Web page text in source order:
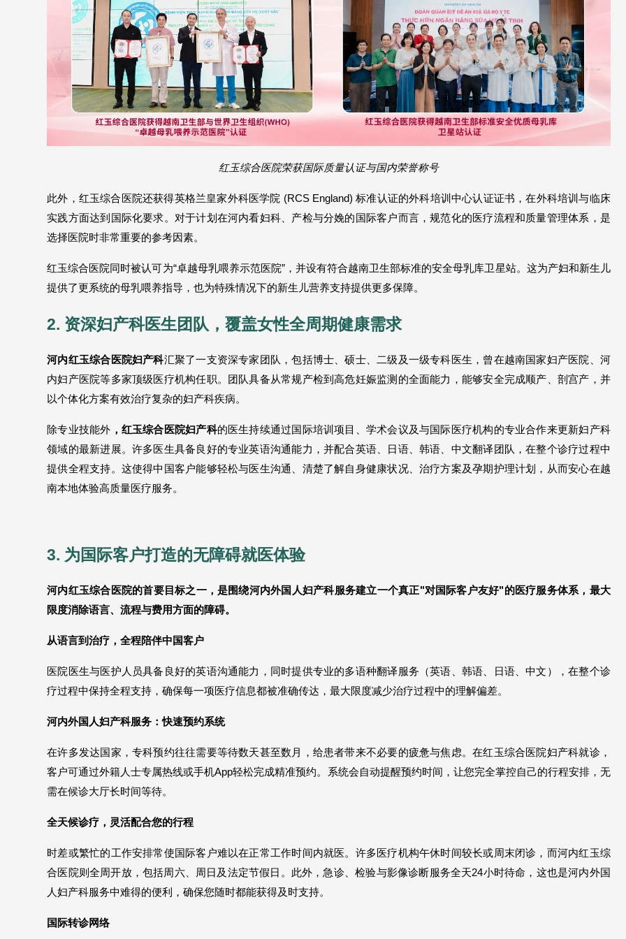
红玉综合医院荣获国际质量认证与国内荣誉称号
此外，红玉综合医院还获得英格兰皇家外科医学院 (RCS England) 标准认证的外科培训中心认证证书，在外科培训与临床
实践方面达到国际化要求。对于计划在河内看妇科、产检与分娩的国际客户而言，规范化的医疗流程和质量管理体系，是
选择医院时非常重要的参考因素。
红玉综合医院同时被认可为“卓越母乳喂养示范医院”，并设有符合越南卫生部标准的安全母乳库卫星站。这为产妇和新生儿
提供了更系统的母乳喂养指导，也为特殊情况下的新生儿营养支持提供更多保障。
2. 资深妇产科医生团队，覆盖女性全周期健康需求
河内红玉综合医院妇产科汇聚了一支资深专家团队，包括博士、硕士、二级及一级专科医生，曾在越南国家妇产医院、河
内妇产医院等多家顶级医疗机构任职。团队具备从常规产检到高危妊娠监测的全面能力，能够安全完成顺产、剖宫产，并
以个体化方案有效治疗复杂的妇产科疾病。
除专业技能外 ，红玉综合医院妇产科的医生持续通过国际培训项目、学术会议及与国际医疗机构的专业合作来更新妇产科
领域的最新进展。许多医生具备良好的专业英语沟通能力，并配合英语、日语、韩语、中文翻译团队，在整个诊疗过程中
提供全程支持。这使得中国客户能够轻松与医生沟通、清楚了解自身健康状况、治疗方案及孕期护理计划，从而安心在越
南本地体验高质量医疗服务。
3. 为国际客户打造的无障碍就医体验
河内红玉综合医院的首要目标之一，是围绕河内外国人妇产科服务建立一个真正"对国际客户友好"的医疗服务体系，最大
限度消除语言、流程与费用方面的障碍。
从语言到治疗，全程陪伴中国客户
医院医生与医护人员具备良好的英语沟通能力，同时提供专业的多语种翻译服务（英语、韩语、日语、中文），在整个诊
疗过程中保持全程支持，确保每一项医疗信息都被准确传达，最大限度减少治疗过程中的理解偏差。
河内外国人妇产科服务：快速预约系统
在许多发达国家，专科预约往往需要等待数天甚至数月，给患者带来不必要的疲惫与焦虑。在红玉综合医院妇产科就诊，
客户可通过外籍人士专属热线或手机App轻松完成精准预约。系统会自动提醒预约时间，让您完全掌控自己的行程安排，无
需在候诊大厅长时间等待。
全天候诊疗，灵活配合您的行程
时差或繁忙的工作安排常使国际客户难以在正常工作时间内就医。许多医疗机构午休时间较长或周末闭诊，而河内红玉综
合医院则全周开放，包括周六、周日及法定节假日。此外，急诊、检验与影像诊断服务全天24小时待命，这也是河内外国
人妇产科服务中难得的便利，确保您随时都能获得及时支持。
国际转诊网络